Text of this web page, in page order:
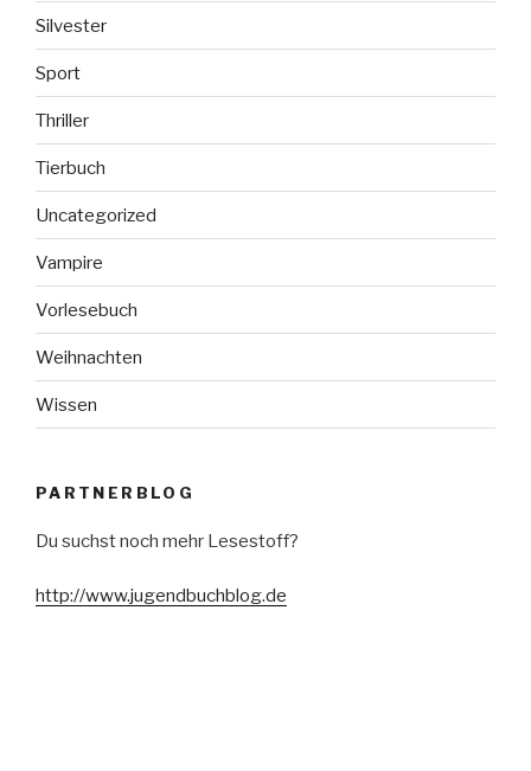
Silvester
Sport
Thriller
Tierbuch
Uncategorized
Vampire
Vorlesebuch
Weihnachten
Wissen
PARTNERBLOG
Du suchst noch mehr Lesestoff?
http://www.jugendbuchblog.de